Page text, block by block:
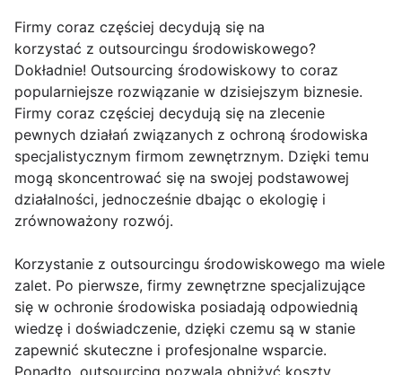
Firmy coraz częściej decydują się na
korzystać z outsourcingu środowiskowego?
Dokładnie! Outsourcing środowiskowy to coraz
popularniejsze rozwiązanie w dzisiejszym biznesie.
Firmy coraz częściej decydują się na zlecenie
pewnych działań związanych z ochroną środowiska
specjalistycznym firmom zewnętrznym. Dzięki temu
mogą skoncentrować się na swojej podstawowej
działalności, jednocześnie dbając o ekologię i
zrównoważony rozwój.
Korzystanie z outsourcingu środowiskowego ma wiele
zalet. Po pierwsze, firmy zewnętrzne specjalizujące
się w ochronie środowiska posiadają odpowiednią
wiedzę i doświadczenie, dzięki czemu są w stanie
zapewnić skuteczne i profesjonalne wsparcie.
Ponadto, outsourcing pozwala obniżyć koszty